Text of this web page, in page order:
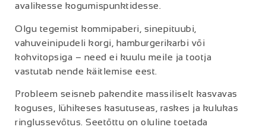
avalikesse kogumispunktidesse.
Olgu tegemist kommipaberi, sinepituubi,
vahuveinipudeli korgi, hamburgerikarbi või
kohvitopsiga – need ei kuulu meile ja tootja
vastutab nende käitlemise eest.
Probleem seisneb pakendite massiliselt kasvavas
koguses, lühikeses kasutuseas, raskes ja kulukas
ringlussevõtus. Seetõttu on oluline toetada